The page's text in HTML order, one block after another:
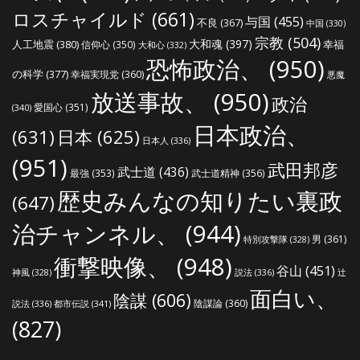
ロスチャイルド (661) 不良 (367)与国 (455) 中国 (330)
人工地震(380)信仰心 (350) 大和心 (332) 大和魂 (397) 宗教 (504)幸福
の科学(377)幸福実現党 (360)恐怖政治、 (950) 悪魔
(340) 愛国心 (351) 放送事故、 (950)政治
(631) 日本 (625) 日本人 (336) 日本政治、
(951) 最強 (353) 武士道 (436) 武士道精神 (356) 武田邦彦
(647)歴史みんなの知りたい裏政
治チャンネル、
(944) 特別攻撃隊 (328) 男 (361)
神風 (328) 衝撃映像、 (948) 説法 (336) 谷山 (451) 辻
説法 (336) 都市伝説 (341) 陰謀 (606) 陰謀論 (360)面白い、
(827)